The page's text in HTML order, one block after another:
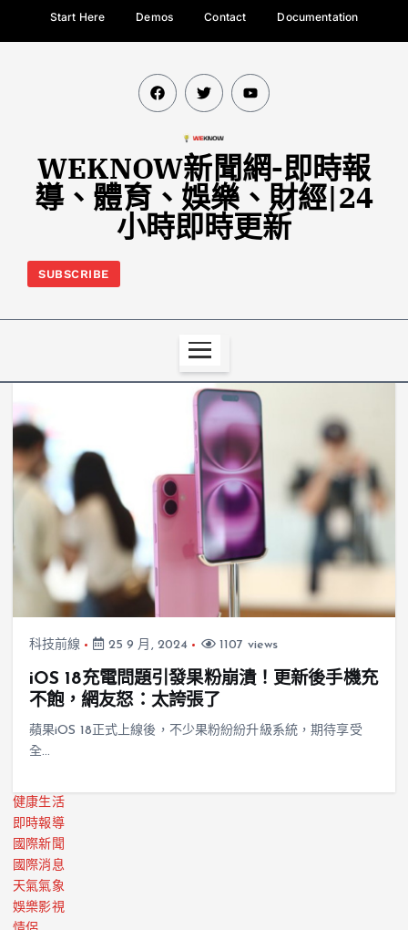
Start Here Demos Contact Documentation
WEKNOW新聞網-即時報
導、體育、娛樂、財經|24
小時即時更新
SUBSCRIBE
科技前線 25 9 月, 2024 1107 views
iOS 18充電問題引發果粉崩潰！更新後手機充
不飽，網友怒：太誇張了
蘋果iOS 18正式上線後，不少果粉紛紛升級系統，期待享受
全…
健康生活
即時報導
國際新聞
國際消息
天氣氣象
娛樂影視